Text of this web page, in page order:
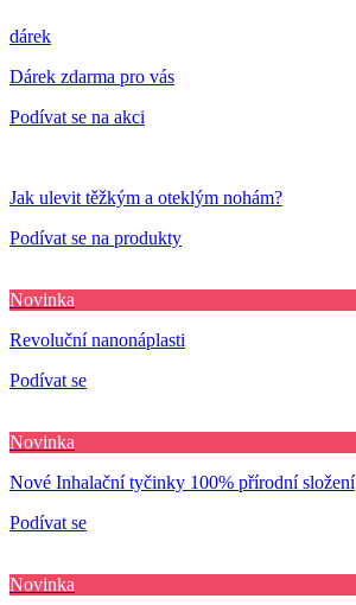
dárek
Dárek zdarma pro vás
Podívat se na akci
Jak ulevit těžkým a oteklým nohám?
Podívat se na produkty
Novinka
Revoluční nanonáplasti
Podívat se
Novinka
Nové Inhalační tyčinky 100% přírodní složení
Podívat se
Novinka